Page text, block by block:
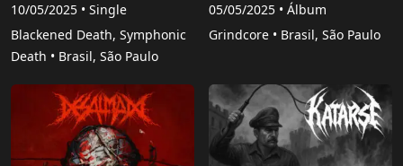
10/05/2025 • Single
Blackened Death, Symphonic
Death • Brasil, São Paulo
05/05/2025 • Álbum
Grindcore • Brasil, São Paulo